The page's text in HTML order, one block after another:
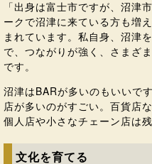
「出身は富士市ですが、沼津
ークで沼津に来ている方も増
まれています。私自身、沼津
で、つながりが強く、さまざ
です。
沼津はBARが多いのもいいで
店が多いのがすごい。百貨店
個人店や小さなチェーン店は
文化を育てる